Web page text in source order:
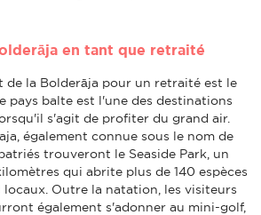
en tant que retraité
de la Bolderāja pour un retraité est le
pays balte est l'une des destinations
s'agit de profiter du grand air.
également connue sous le nom de
trouveront le Seaside Park, un
qui abrite plus de 140 espèces
Outre la natation, les visiteurs
également s'adonner au mini-golf,